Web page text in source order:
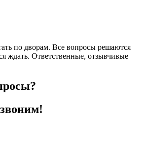
по дворам. Все вопросы решаются
ждать. Ответственные, отзывчивые